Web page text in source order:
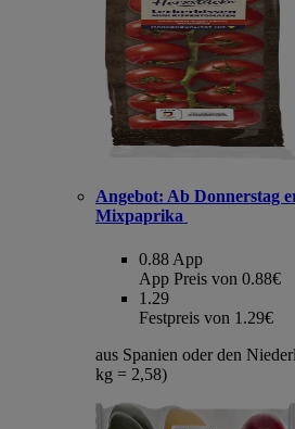
Angebot: Ab Donnerstag
Mixpaprika
0.88 App
App Preis von 0.88€
1.29
Festpreis von 1.29€
aus Spanien oder den
kg = 2,58)